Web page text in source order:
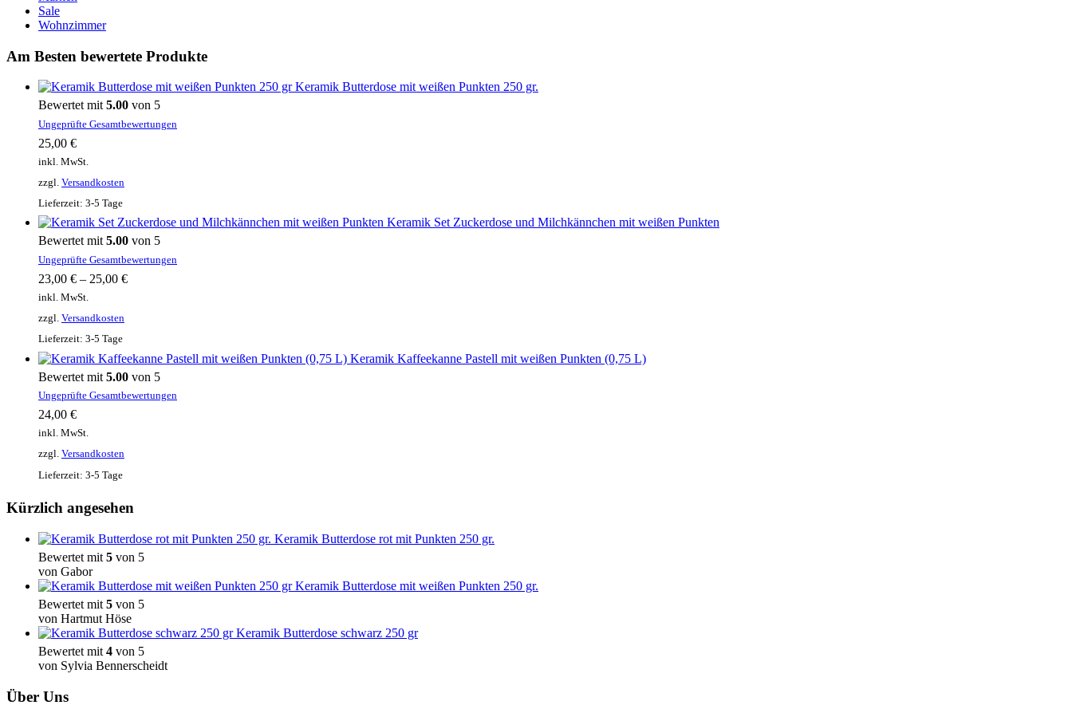
Sale
Wohnzimmer
Am Besten bewertete Produkte
Keramik Butterdose mit weißen Punkten 250 gr.
Bewertet mit 5.00 von 5
Ungeprüfte Gesamtbewertungen
25,00 €
inkl. MwSt.
zzgl. Versandkosten
Lieferzeit: 3-5 Tage
Keramik Set Zuckerdose und Milchkännchen mit weißen Punkten
Bewertet mit5.00 von 5
Ungeprüfte Gesamtbewertungen
23,00 € – 25,00 €
inkl. MwSt.
zzgl. Versandkosten
Lieferzeit: 3-5 Tage
Keramik Kaffeekanne Pastell mit weißen Punkten (0,75 L)
Bewertet mit 5.00 von 5
Ungeprüfte Gesamtbewertungen
24,00 €
inkl. MwSt.
zzgl. Versandkosten
Lieferzeit: 3-5 Tage
Kürzlich angesehen
Keramik Butterdose rot mit Punkten 250 gr.
Bewertet mit 5 von 5
von Gabor
Keramik Butterdose mit weißen Punkten 250 gr.
Bewertet mit 5 von 5
von Hartmut Höse
Keramik Butterdose schwarz 250 gr
Bewertet mit 4 von 5
von Sylvia Bennerscheidt
Über Uns